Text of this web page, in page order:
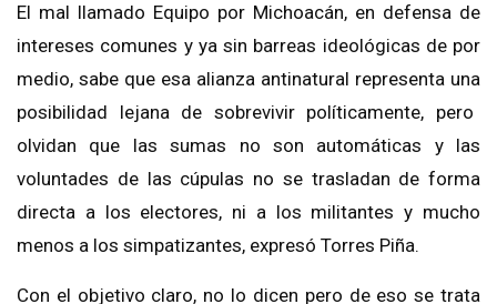
El mal llamado Equipo por Michoacán, en defensa de
intereses comunes y ya sin barreas ideológicas de por
medio, sabe que esa alianza antinatural representa una
posibilidad lejana de sobrevivir políticamente, pero
olvidan que las sumas no son automáticas y las
voluntades de las cúpulas no se trasladan de forma
directa a los electores, ni a los militantes y mucho
menos a los simpatizantes, expresó Torres Piña.
Con el objetivo claro, no lo dicen pero de eso se trata